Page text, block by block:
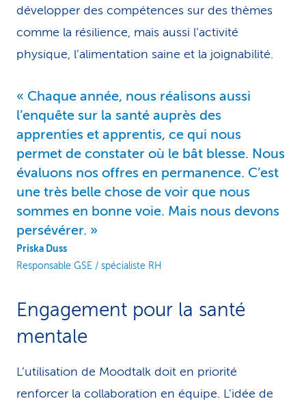
développer des compétences sur des thèmes
comme la résilience, mais aussi l’activité
physique, l’alimentation saine et la joignabilité.
Chaque année, nous réalisons aussi
l’enquête sur la santé auprès des
apprenties et apprentis, ce qui nous
permet de constater où le bât blesse. Nous
évaluons nos offres en perma­nence. C’est
une très belle chose de voir que nous
sommes en bonne voie. Mais nous devons
persévérer.
Priska Duss
Responsable GSE / spécialiste RH
Engagement pour la santé
mentale
L’utilisation de Moodtalk doit en priorité
renforcer la collaboration en équipe. L’idée de